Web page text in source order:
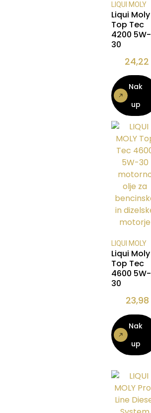
LIQUI MOLY
Liqui Moly
Top Tec
4200 5W-
30
24,22
Nak
up
LIQUI MOLY
Liqui Moly
Top Tec
4600 5W-
30
23,98
Nak
up